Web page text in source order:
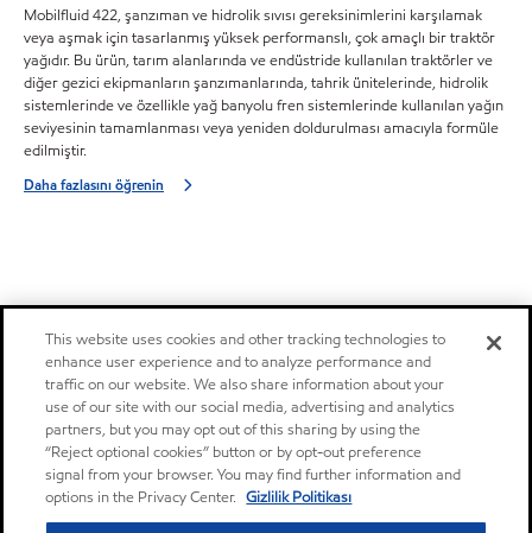
Mobilfluid 422, şanzıman ve hidrolik sıvısı gereksinimlerini karşılamak
veya aşmak için tasarlanmış yüksek performanslı, çok amaçlı bir traktör
yağıdır. Bu ürün, tarım alanlarında ve endüstride kullanılan traktörler ve
diğer gezici ekipmanların şanzımanlarında, tahrik ünitelerinde, hidrolik
sistemlerinde ve özellikle yağ banyolu fren sistemlerinde kullanılan yağın
seviyesinin tamamlanması veya yeniden doldurulması amacıyla formüle
edilmiştir.
Daha fazlasını öğrenin
This website uses cookies and other tracking technologies to
enhance user experience and to analyze performance and
traffic on our website. We also share information about your
use of our site with our social media, advertising and analytics
partners, but you may opt out of this sharing by using the
“Reject optional cookies” button or by opt-out preference
signal from your browser. You may find further information and
options in the Privacy Center. Gizlilik Politikası